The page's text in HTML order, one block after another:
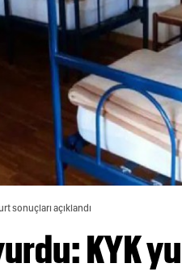
sonuçları açıklandı
KYK